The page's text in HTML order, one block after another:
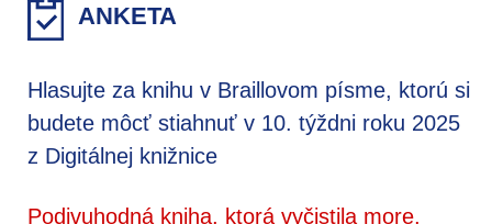
ANKETA
Hlasujte za knihu v Braillovom písme, ktorú si
budete môcť stiahnuť v 10. týždni roku 2025
z Digitálnej knižnice
Podivuhodná kniha, ktorá vyčistila more,